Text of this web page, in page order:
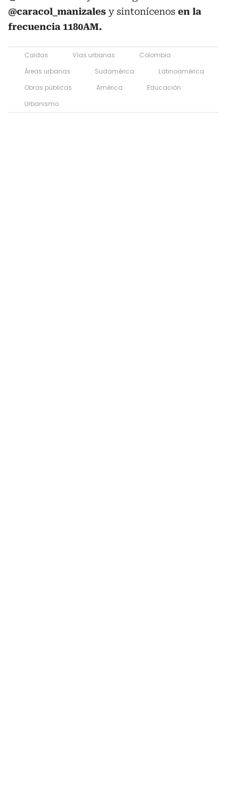
@caracol_manizales y sintonícenos en la
frecuencia 1180AM.
Caldas Vías urbanas
Colombia
Áreas urbanas
Sudamérica
Latinoamérica
Obras públicas
América
Educación
Urbanismo